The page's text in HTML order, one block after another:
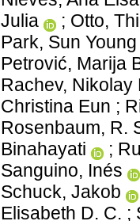
Julia
; Otto,
Park, Sun Young
Petrović, Marija
Rachev, Nikolay
Christina Eun ;
Rosenbaum, R.
Binahayati
;
Sanguino, Inés
Schuck, Jakob
Elisabeth D. C. ;